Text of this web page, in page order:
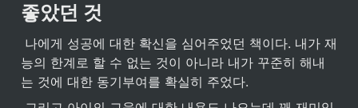
좋았던 것
능의 한계로 할 수 없는 것이 아니라 내가 꾸준히 해내
는 것에 대한 동기부여를 확실히 주었다.